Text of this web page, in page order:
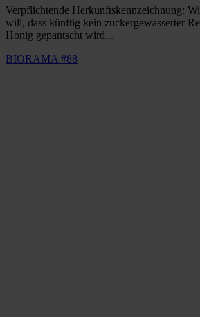
Verpflichtende Herkunftskennzeichnung:
will, dass künftig kein zuckergewasserter
Honig gepantscht wird...
BIORAMA #88